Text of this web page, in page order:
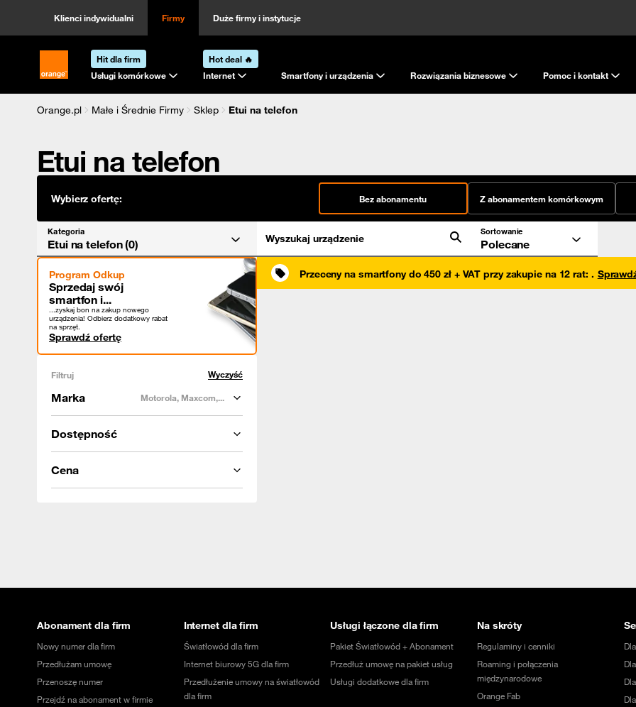
Klienci indywidualni Firmy Duże firmy i instytucje
Strona główna Orange.pl
Hit dla firm
Usługi komórkowe
Hot deal 🔥
Internet
Smartfony i urządzenia Rozwiązania biznesowe Pomoc i kontakt
Orange.pl Małe i Średnie Firmy Sklep
Etui na telefon
Etui na telefon
Wybierz ofertę: Bez abonamentu Z abonamentem komórkowym
Kategoria
Etui na telefon (0) Wyszukaj urządzenie
Sortowanie
Polecane
Program Odkup
Sprzedaj swój
smartfon i...
...zyskaj bon na zakup nowego
urządzenia! Odbierz dodatkowy rabat
na sprzęt.
Sprawdź ofertę
Filtruj Wyczyść
Marka Motorola, Maxcom,...
Dostępność
Cena
Przeceny na smartfony do 450 zł + VAT przy zakupie na 12 rat: .
Abonament dla firm
Nowy numer dla firm
Przedłużam umowę
Przenoszę numer
Przejdź na abonament w firmie
Internet dla firm
Światłowód dla firm
Internet biurowy 5G dla firm
Przedłużenie umowy na światłowód
dla firm
Usługi łączone dla firm
Pakiet Światłowód + Abonament
Przedłuż umowę na pakiet usług
Usługi dodatkowe dla firm
Na skróty
Regulaminy i cenniki
Roaming i połączenia
międzynarodowe
Orange Fab